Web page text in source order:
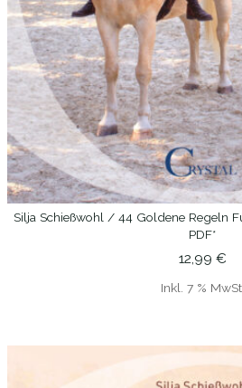
IN DEN
Silja Schießwohl / 44 Goldene Regeln
PDF*
12,99 €
Inkl. 7 %